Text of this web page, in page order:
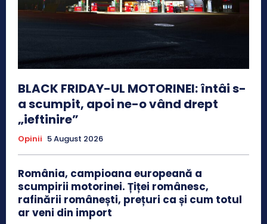
BLACK FRIDAY-UL MOTORINEI: întâi s-
a scumpit, apoi ne-o vând drept
„ieftinire”
Opinii 5 August 2026
România, campioana europeană a
scumpirii motorinei. Țiței românesc,
rafinării românești, prețuri ca și cum totul
ar veni din import